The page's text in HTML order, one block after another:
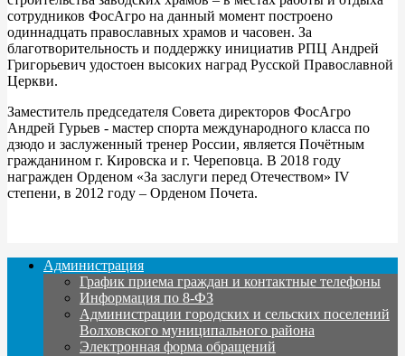
сотрудников ФосАгро на данный момент построено
одиннадцать православных храмов и часовен. За
благотворительность и поддержку инициатив РПЦ Андрей
Григорьевич удостоен высоких наград Русской Православной
Церкви.
Заместитель председателя Совета директоров ФосАгро
Андрей Гурьев - мастер спорта международного класса по
дзюдо и заслуженный тренер России, является Почётным
гражданином г. Кировска и г. Череповца. В 2018 году
награжден Орденом «За заслуги перед Отечеством» IV
степени, в 2012 году – Орденом Почета.
Администрация
График приема граждан и контактные телефоны
Информация по 8-ФЗ
Администрации городских и сельских поселений
Волховского муниципального района
Электронная форма обращений